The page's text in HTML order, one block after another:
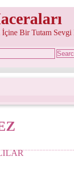
Bir Tutam Sevgi